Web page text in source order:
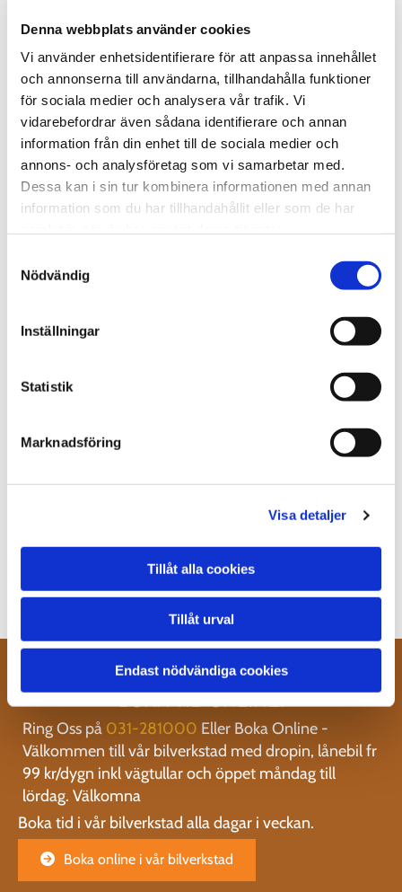
Denna webbplats använder cookies
Vi använder enhetsidentifierare för att anpassa innehållet
och annonserna till användarna, tillhandahålla funktioner
för sociala medier och analysera vår trafik. Vi
vidarebefordrar även sådana identifierare och annan
information från din enhet till de sociala medier och
annons- och analysföretag som vi samarbetar med.
Dessa kan i sin tur kombinera informationen med annan
information som du har tillhandahållit eller som de har
Nödvändig
Inställningar
Statistik
Marknadsföring
Visa detaljer
Tillåt alla cookies
Tillåt urval
Endast nödvändiga cookies
Bilens regnr
Bilens miltal/km
Önskat datum
Lånebil ja/nej
Välkomna. till AskimBil även om du funderar på att byta bil
Prata med
bilförsäljningen!
BOKA TID ONLINE.
Ring Oss på 031-281000 Eller Boka Online -
Välkommen till vår bilverkstad med dropin, lånebil fr
99 kr/dygn inkl vägtullar och öppet måndag till
lördag. Välkomna
Boka tid i vår bilverkstad alla dagar i veckan.
Boka online i vår bilverkstad